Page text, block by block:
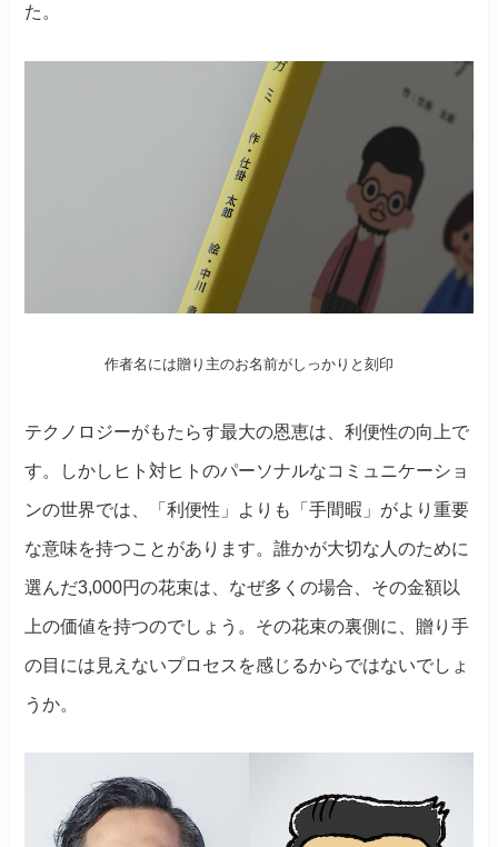
た。
作者名には贈り主のお名前がしっかりと刻印
テクノロジーがもたらす最大の恩恵は、利便性の向上で
す。しかしヒト対ヒトのパーソナルなコミュニケーショ
ンの世界では、「利便性」よりも「手間暇」がより重要
な意味を持つことがあります。誰かが大切な人のために
選んだ3,000円の花束は、なぜ多くの場合、その金額以
上の価値を持つのでしょう。その花束の裏側に、贈り手
の目には見えないプロセスを感じるからではないでしょ
うか。